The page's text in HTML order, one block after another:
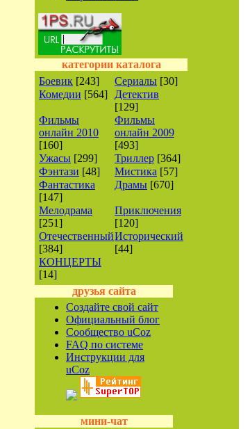
категории каталога
Боевик [243] Сериалы [30]
Комедии [564]
Детектив
[129]
Фильмы
онлайн 2010
[160]
Фильмы
онлайн 2009
[493]
Ужасы [299] Триллер [364]
Фэнтази [48] Мистика [57]
Фантастика
[147]
Драмы [670]
Мелодрама
[251]
Приключения
[120]
Отечественный
[384]
Исторический
[44]
КОНЦЕРТЫ
[14]
друзья сайта
Создайте свой сайт
Официальный блог
Сообщество uCoz
FAQ по системе
Инструкции для
uCoz
мини-чат